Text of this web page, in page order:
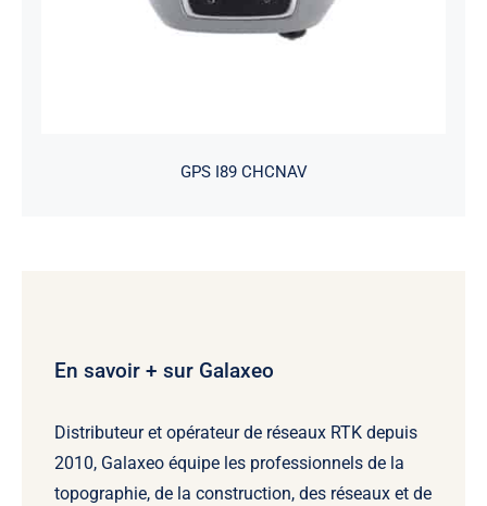
GPS I89 CHCNAV
En savoir + sur Galaxeo
Distributeur et opérateur de réseaux RTK depuis
2010, Galaxeo équipe les professionnels de la
topographie, de la construction, des réseaux et de